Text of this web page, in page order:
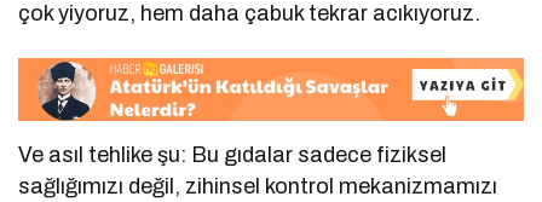
çok yiyoruz, hem daha çabuk tekrar acıkıyoruz.
Ve asıl tehlike şu: Bu gıdalar sadece fiziksel
sağlığımızı değil, zihinsel kontrol mekanizmamızı